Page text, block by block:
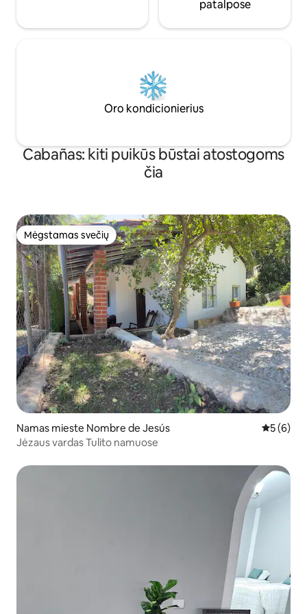
patalpose
Oro kondicionierius
Cabañas: kiti puikūs būstai atostogoms
čia
Mėgstamas svečių
Mėgstamas svečių
Namas mieste Nombre de Jesús Vidutinis
5 (6)
Jėzaus vardas Tulito namuose